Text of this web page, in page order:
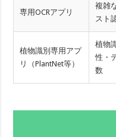
専用OCRアプリ
複雑
スト
植物識別専用アプ
リ（PlantNet等）
植物
性・
数